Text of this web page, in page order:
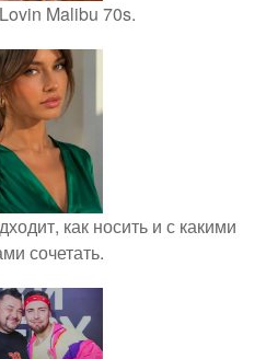
Malibu 70s.
как носить и с какими
сочетать.